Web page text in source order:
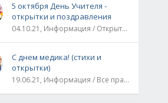
5 октября День Учителя -
открытки и поздравления
04.10.21, Информация / Открытки / Все праздники
С днем медика! (стихи и
открытки)
19.06.21, Информация / Все праздники